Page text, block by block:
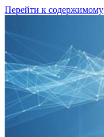
Перейти к содержимому